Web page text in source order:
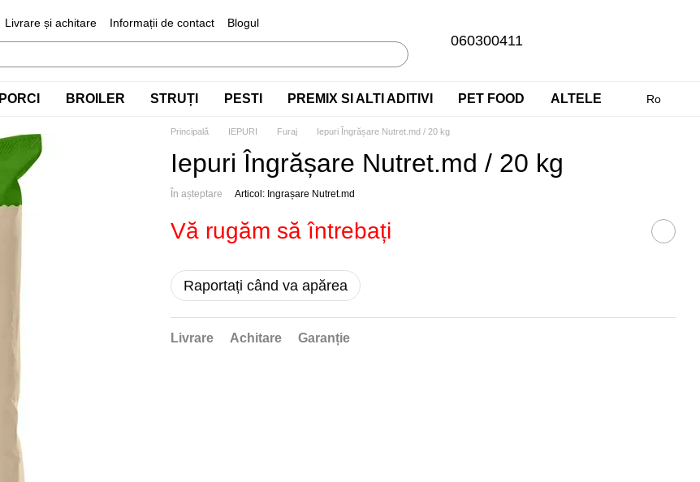
Livrare și achitare Informații de contact Blogul
060300411
PORCI BROILER STRUȚI PESTI PREMIX SI ALTI ADITIVI PET FOOD ALTELE Ro
Principală IEPURI Furaj Iepuri Îngrășare Nutret.md / 20 kg
Iepuri Îngrășare Nutret.md / 20 kg
În așteptare Articol: Ingrașare Nutret.md
Vă rugăm să întrebați
Raportați când va apărea
Livrare Achitare Garanție